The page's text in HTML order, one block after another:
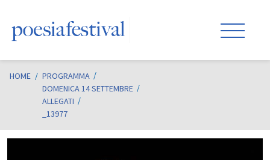
HOME / PROGRAMMA
DOMENICA 14 SETTEMBRE
ALLEGATI
_13977